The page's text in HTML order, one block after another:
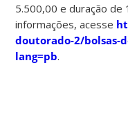
5.500,00 e duração de
informações, acesse
doutorado-2/bolsas-
lang=pb.